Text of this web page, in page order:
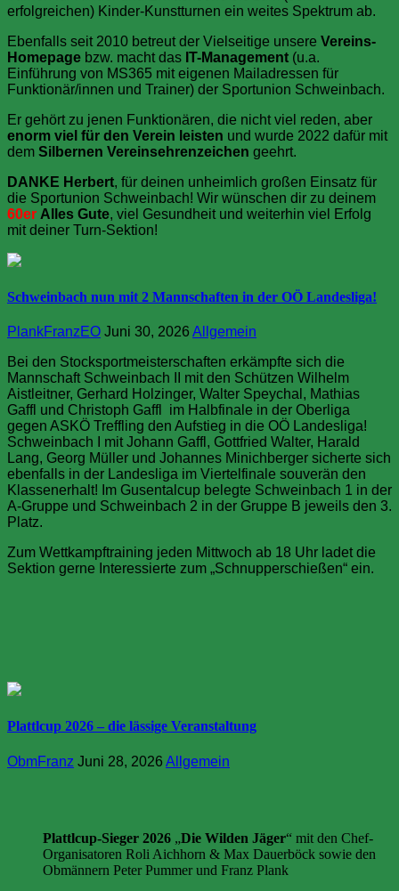
erfolgreichen) Kinder-Kunstturnen ein weites Spektrum ab.
Ebenfalls seit 2010 betreut der Vielseitige unsere Vereins-
Homepage bzw. macht das IT-Management (u.a.
Einführung von MS365 mit eigenen Mailadressen für
Funktionär/innen und Trainer) der Sportunion Schweinbach.
Er gehört zu jenen Funktionären, die nicht viel reden, aber
enorm viel für den Verein leisten und wurde 2022 dafür mit
dem Silbernen Vereinsehrenzeichen geehrt.
DANKE Herbert, für deinen unheimlich großen Einsatz für
die Sportunion Schweinbach! Wir wünschen dir zu deinem
60er Alles Gute, viel Gesundheit und weiterhin viel Erfolg
mit deiner Turn-Sektion!
Schweinbach nun mit 2 Mannschaften in der OÖ Landesliga!
PlankFranzEO Juni 30, 2026 Allgemein
Bei den Stocksportmeisterschaften erkämpfte sich die
Mannschaft Schweinbach II mit den Schützen Wilhelm
Aistleitner, Gerhard Holzinger, Walter Speychal, Mathias
Gaffl und Christoph Gaffl im Halbfinale in der Oberliga
gegen ASKÖ Treffling den Aufstieg in die OÖ Landesliga!
Schweinbach I mit Johann Gaffl, Gottfried Walter, Harald
Lang, Georg Müller und Johannes Minichberger sicherte sich
ebenfalls in der Landesliga im Viertelfinale souverän den
Klassenerhalt! Im Gusentalcup belegte Schweinbach 1 in der
A-Gruppe und Schweinbach 2 in der Gruppe B jeweils den 3.
Platz.
Zum Wettkampftraining jeden Mittwoch ab 18 Uhr ladet die
Sektion gerne Interessierte zum „Schnupperschießen“ ein.
Plattlcup 2026 – die lässige Veranstaltung
ObmFranz Juni 28, 2026 Allgemein
Plattlcup-Sieger 2026 „Die Wilden Jäger“ mit den Chef-
Organisatoren Roli Aichhorn & Max Dauerböck sowie den
Obmännern Peter Pummer und Franz Plank